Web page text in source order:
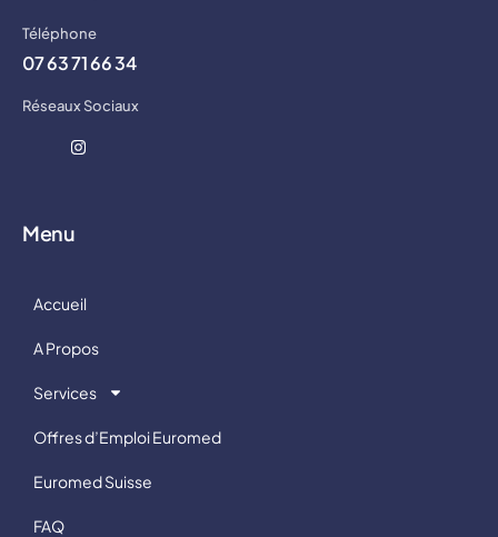
Téléphone
07 63 71 66 34
Réseaux Sociaux
Menu
Accueil
A Propos
Services
Offres d’Emploi Euromed
Euromed Suisse
FAQ